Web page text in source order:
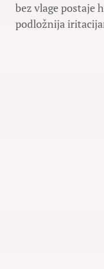
bez vlage postaje
podložnija